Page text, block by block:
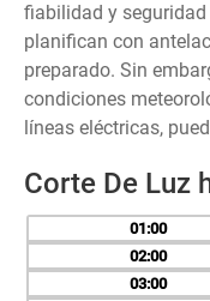
fiabilidad y seguridad
planifican con
preparado. Sin
condiciones
líneas eléctricas,
Corte De Luz
01
02
03